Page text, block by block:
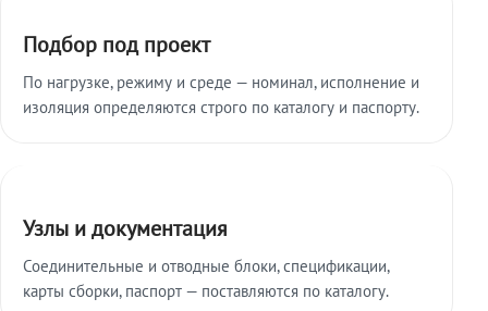
Подбор под проект
По нагрузке, режиму и среде — номинал, исполнение и
изоляция определяются строго по каталогу и паспорту.
Узлы и документация
Соединительные и отводные блоки, спецификации,
карты сборки, паспорт — поставляются по каталогу.